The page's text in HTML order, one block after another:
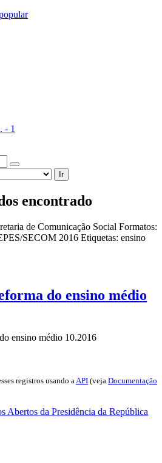
- 1
Ir
encontrado
de Comunicação Social Formatos:
SECOM 2016 Etiquetas: ensino
do ensino médio
ensino médio 10.2016
registros usando a API (veja Documentação
Abertos da Presidência da República